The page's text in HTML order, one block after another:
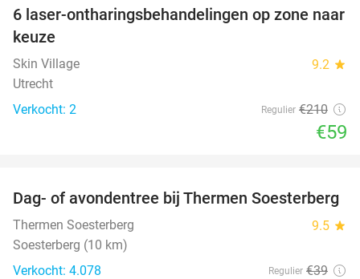
72%
6 laser-ontharingsbehandelingen op zone naar
keuze
Skin Village 9.2 star
Utrecht
Verkocht: 2
Regulier €210
€59
29%
Dag- of avondentree bij Thermen Soesterberg
Thermen Soesterberg 9.5 star
Soesterberg (10 km)
Verkocht: 4.078
Regulier €39